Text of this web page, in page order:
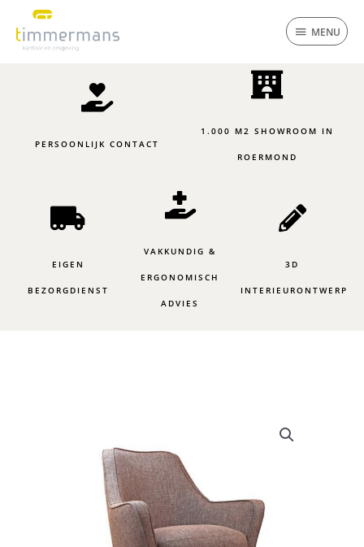
inhoud
MENU
PERSOONLIJK CONTACT
1.000 M2 SHOWROOM IN
ROERMOND
EIGEN
BEZORGDIENST
VAKKUNDIG &
ERGONOMISCH
ADVIES
3D
INTERIEURONTWERP